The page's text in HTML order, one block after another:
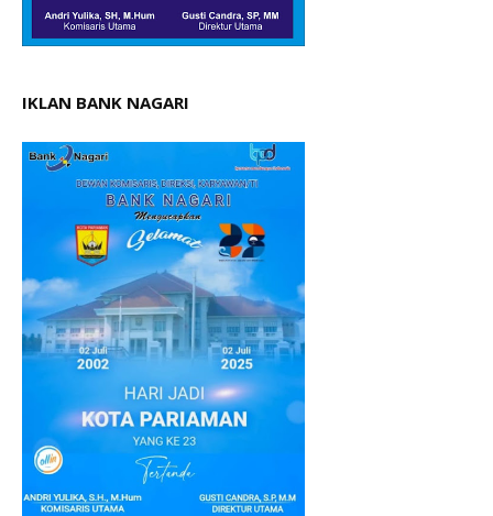
IKLAN BANK NAGARI